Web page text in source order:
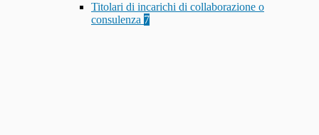
Titolari di incarichi di collaborazione o
consulenza 7